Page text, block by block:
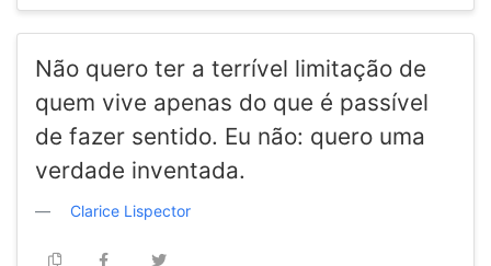
Não quero ter a terrível limitação de
quem vive apenas do que é passível
de fazer sentido. Eu não: quero uma
verdade inventada.
Clarice Lispector